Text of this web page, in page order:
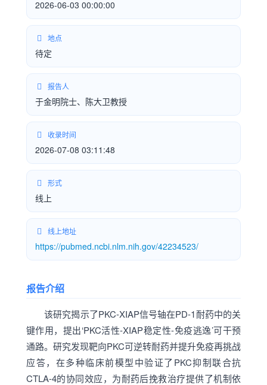
2026-06-03 00:00:00
地点
待定
报告人
于金明院士、陈大卫教授
收录时间
2026-07-08 03:11:48
形式
线上
线上地址
https://pubmed.ncbi.nlm.nih.gov/42234523/
报告介绍
该研究揭示了PKC-XIAP信号轴在PD-1耐药中的关
键作用，提出‘PKC活性-XIAP稳定性-免疫逃逸’可干预
通路。研究发现靶向PKC可逆转耐药并提升免疫再挑战
应答，在多种临床前模型中验证了PKC抑制联合抗
CTLA-4的协同效应，为耐药后挽救治疗提供了机制依